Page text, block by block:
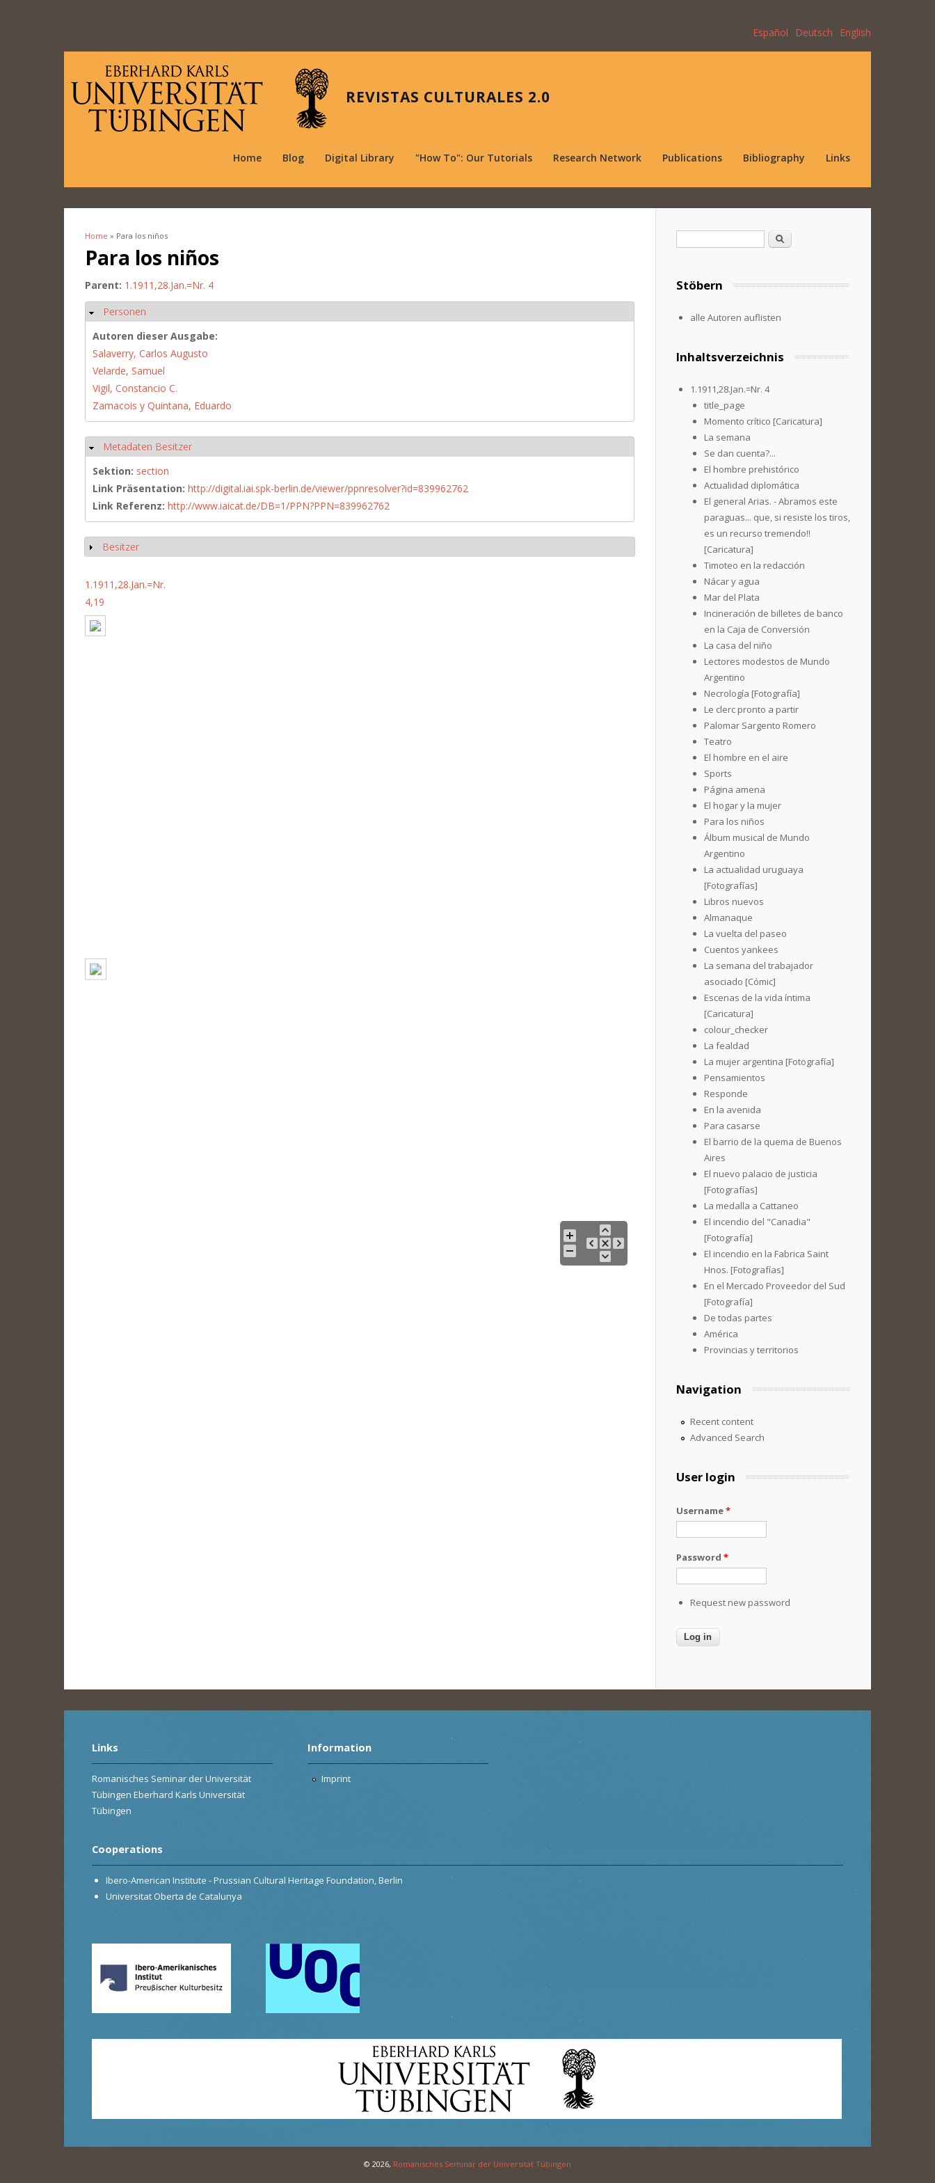
Español Deutsch English
REVISTAS CULTURALES 2.0
Home Blog Digital Library "How To": Our Tutorials Research Network Publications Bibliography Links
You are here
Home » Para los niños
Para los niños
Parent: 1.1911,28.Jan.=Nr. 4
Hide
Personen
Autoren dieser Ausgabe:
Salaverry, Carlos Augusto
Velarde, Samuel
Vigil, Constancio C.
Zamacois y Quintana, Eduardo
Hide
Metadaten Besitzer
Sektion: section
Link Präsentation: http://digital.iai.spk-berlin.de/viewer/ppnresolver?id=839962762
Link Referenz: http://www.iaicat.de/DB=1/PPN?PPN=839962762
Show
Besitzer
1.1911,28.Jan.=Nr.
4,19
Search
Stöbern
alle Autoren auflisten
Inhaltsverzeichnis
1.1911,28.Jan.=Nr. 4
title_page
Momento crítico [Caricatura]
La semana
Se dan cuenta?...
El hombre prehistórico
Actualidad diplomática
El general Arias. - Abramos este
paraguas... que, si resiste los tiros,
es un recurso tremendo!!
[Caricatura]
Timoteo en la redacción
Nácar y agua
Mar del Plata
Incineración de billetes de banco
en la Caja de Conversión
La casa del niño
Lectores modestos de Mundo
Argentino
Necrología [Fotografía]
Le clerc pronto a partir
Palomar Sargento Romero
Teatro
El hombre en el aire
Sports
Página amena
El hogar y la mujer
Para los niños
Álbum musical de Mundo
Argentino
La actualidad uruguaya
[Fotografías]
Libros nuevos
Almanaque
La vuelta del paseo
Cuentos yankees
La semana del trabajador
asociado [Cómic]
Escenas de la vida íntima
[Caricatura]
colour_checker
La fealdad
La mujer argentina [Fotografía]
Pensamientos
Responde
En la avenida
Para casarse
El barrio de la quema de Buenos
Aires
El nuevo palacio de justicia
[Fotografías]
La medalla a Cattaneo
El incendio del "Canadia"
[Fotografía]
El incendio en la Fabrica Saint
Hnos. [Fotografías]
En el Mercado Proveedor del Sud
[Fotografía]
De todas partes
América
Provincias y territorios
Navigation
Recent content
Advanced Search
User login
Username*
Password *
Request new password
Links
Romanisches Seminar der Universität
Tübingen Eberhard Karls Universität
Tübingen
Information
Imprint
Cooperations
Ibero-American Institute - Prussian Cultural Heritage Foundation, Berlin
Universitat Oberta de Catalunya
© 2026, Romanisches Seminar der Universität Tübingen